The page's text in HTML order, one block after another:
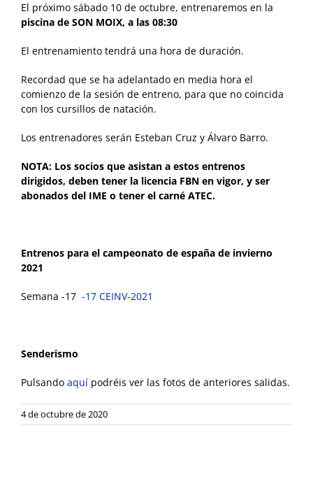
El próximo sábado 10 de octubre, entrenaremos en la
piscina de SON MOIX, a las 08:30
El entrenamiento tendrá una hora de duración.
Recordad que se ha adelantado en media hora el
comienzo de la sesión de entreno, para que no coincida
con los cursillos de natación.
Los entrenadores serán Esteban Cruz y Álvaro Barro.
NOTA: Los socios que asistan a estos entrenos
dirigidos, deben tener la licencia FBN en vigor, y ser
abonados del IME o tener el carné ATEC.
Entrenos para el campeonato de españa de invierno
2021
Semana -17 -17 CEINV-2021
Senderismo
Pulsando aquí podréis ver las fotos de anteriores salidas.
4 de octubre de 2020